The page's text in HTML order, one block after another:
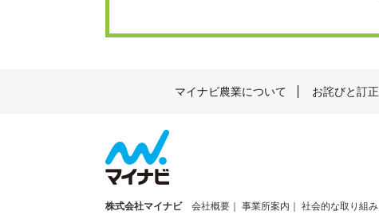
マイナビ農業について お詫びと訂正
株式会社マイナビ 会社概要 事業所案内 社会的な取り組み